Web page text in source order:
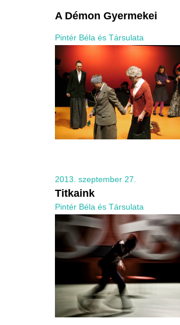
A Démon Gyermekei
Pintér Béla és Társulata
2013. szeptember 27.
Titkaink
Pintér Béla és Társulata